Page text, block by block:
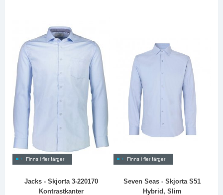
Finns i fler färger
Jacks - Skjorta 3-220170
Kontrastkanter
Finns i fler färger
Seven Seas - Skjorta S51
Hybrid, Slim